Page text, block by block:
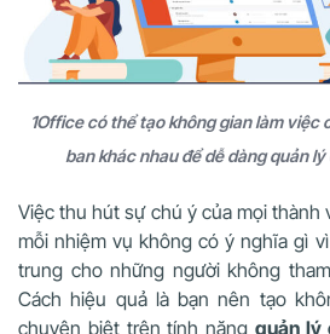
1Office có thể tạo không gian làm việc
ban khác nhau để dễ dàng quản
Việc thu hút sự chú ý của mọi thành
mỗi nhiệm vụ không có ý nghĩa gì
trung cho những người không
Cách hiệu quả là bạn nên tạo
chuyên biệt trên tính năngquản lý